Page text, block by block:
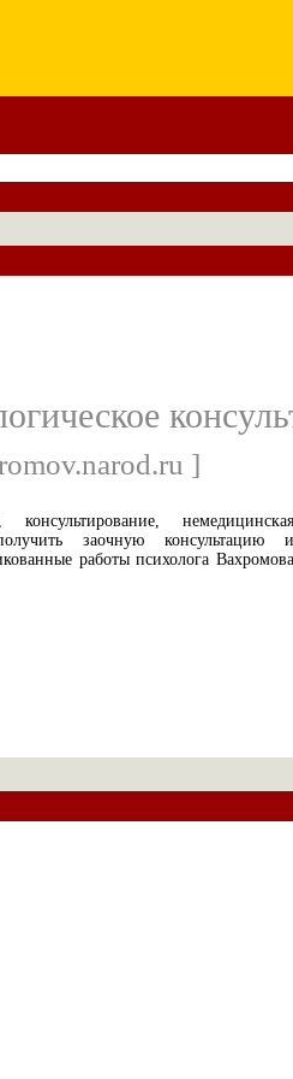
]
консультирование, немедицинская
заочную консультацию и
работы психолога Вахромова